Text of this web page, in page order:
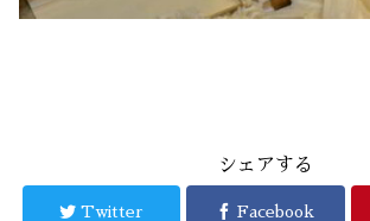
シェアする
Twitter Facebook